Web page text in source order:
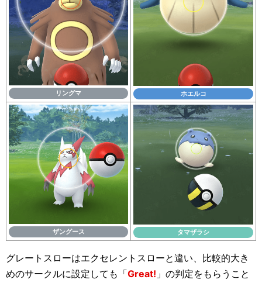
リングマ ホエルコ
ザングース タマザラシ
グレートスローはエクセレントスローと違い、比較的大き
めのサークルに設定しても「Great! 」の判定をもらうこと